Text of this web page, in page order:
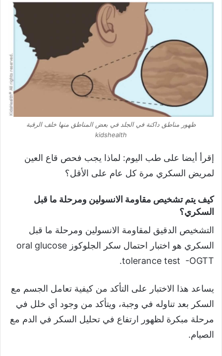
ظهور مناطق داكنة في الجلد في بعض المناطق منها خلف الرقبة
kidshealth
إقرأ أيضا على طب اليوم: لماذا يجب فحص قاع العين
لمريض السكري مرة كل عام على الأقل؟
كيف يتم تشخيص مقاومة الانسولين ومرحلة ما قبل
السكري؟
التشخيص الدقيق لمقاومة الانسولين ومرحلة ما قبل
السكري هو اختبار احتمال سكر الجلوكوز oral glucose
tolerance test -OGTT.
يساعد هذا الاختبار على التأكد من كيفية تعامل الجسم مع
السكر بعد تناوله في وجبة، ويتأكد من وجود أي خلل في
مرحلة مبكرة لظهور ارتفاع في تحليل السكر في الدم مع
الصيام.